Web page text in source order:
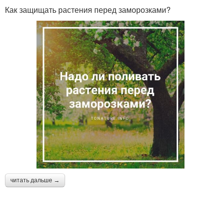
Как защищать растения перед заморозками?
читать дальше →